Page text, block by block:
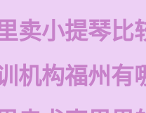
卖小提琴比
机构福州有